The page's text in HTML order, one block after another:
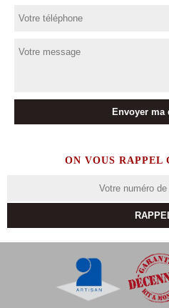
ON VOUS RAPPEL